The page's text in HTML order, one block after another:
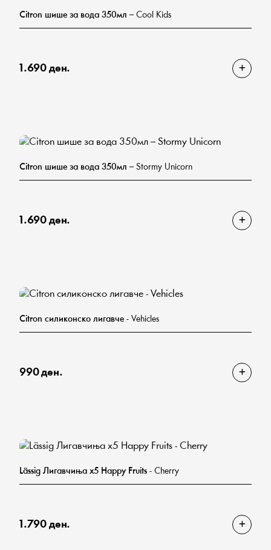
Citron шише за вода 350мл – Cool Kids
1.690 ден.
Citron шише за вода 350мл – Stormy Unicorn
1.690 ден.
Citron силиконско лигавче - Vehicles
990 ден.
Lässig Лигавчиња х5 Happy Fruits - Cherry
1.790 ден.